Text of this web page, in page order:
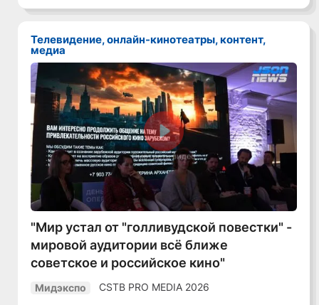
Телевидение, онлайн-кинотеатры, контент,
медиа
Смотреть видео
"Мир устал от "голливудской повестки" -
мировой аудитории всё ближе
советское и российское кино"
Мидэкспо CSTB PRO MEDIA 2026